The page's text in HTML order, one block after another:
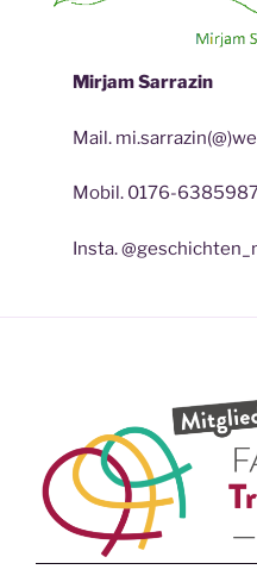
Mirjam Sarrazin
Mail.
Mobil. 0176-
Insta.